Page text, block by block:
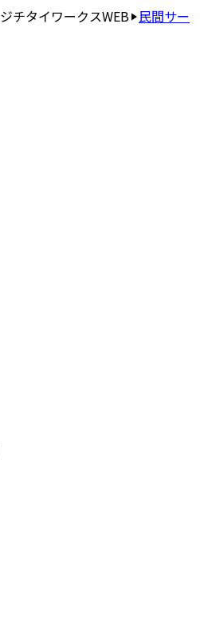
ジチタイワークスWEB 民間サー